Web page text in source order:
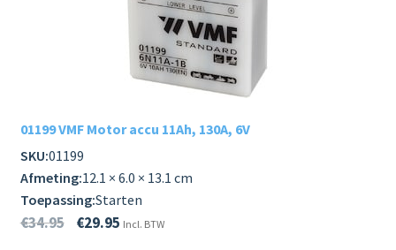
01199 VMF Motor accu 11Ah, 130A, 6V
SKU:01199
Afmeting:12.1 × 6.0 × 13.1 cm
Toepassing:Starten
€34.95 €29.95 Incl. BTW